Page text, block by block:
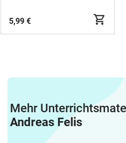
5,99 €
Mehr
Andreas Felis